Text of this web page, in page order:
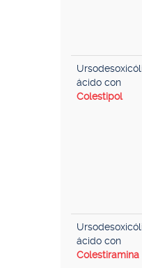
ácido con
Colestipol
ácido con
Colestiramina